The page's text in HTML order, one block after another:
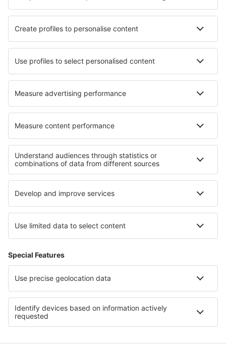
Cazare în Zorgvlied
Cele mai bune locuri de cazare - orașe
Cazare Ligonier Cazare în Gartow Cazare în Jesenice
Cazare în Etowah Cazare în Fresnes
Cazare în Chocz Cazare în Teasdale
Cele mai bune locuri de cazare - regiuni
Cazare în Olanda Cazare în Cundinamarca
Cazare în Parcul Național Retezat Cazare pe Plaja Pattaya
Cazare în Parcul Național Góry Stołowe